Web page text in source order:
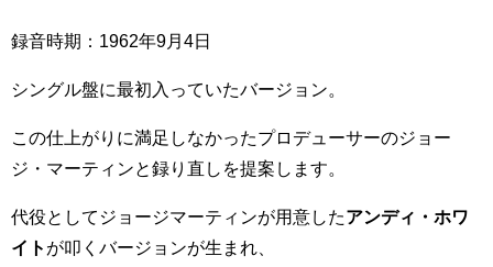
録音時期：1962年9月4日
シングル盤に最初入っていたバージョン。
この仕上がりに満足しなかったプロデューサーのジョー
ジ・マーティンと録り直しを提案します。
代役としてジョージマーティンが用意したアンディ・ホワ
イト が叩くバージョンが生まれ、